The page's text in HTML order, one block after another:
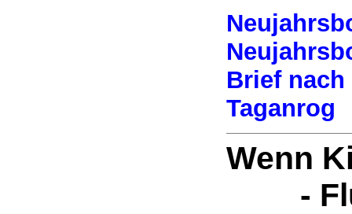
Brief
Taganrog
Wenn
-